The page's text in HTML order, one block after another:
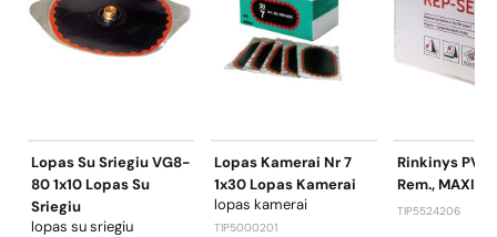
Lopas Su Sriegiu VG8-
80 1x10 Lopas Su
Sriegiu
lopas su sriegiu
Lopas Kamerai Nr 7
1x30 Lopas Kamerai
lopas kamerai
TIP5000201
Rinkinys PVC
Rem., MAXI
TIP5524206